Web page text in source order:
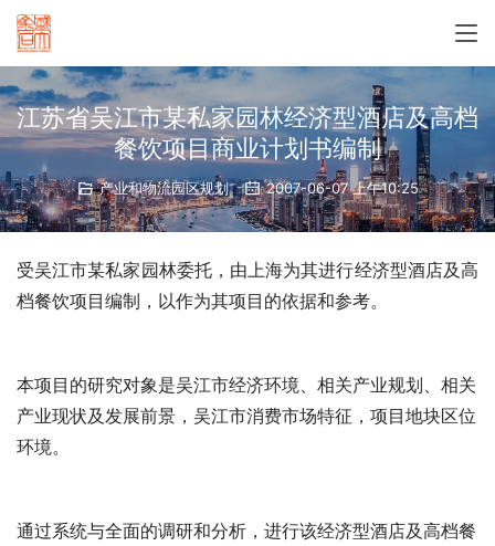
江苏省吴江市某私家园林经济型酒店及高档
餐饮项目商业计划书编制
产业和物流园区规划 2007-06-07 上午10:25
受吴江市某私家园林委托，由上海为其进行经济型酒店及高
档餐饮项目编制，以作为其项目 的依据和参考。
本项目的研究对象是吴江市经济环境、相关产业规划、相关
产业现状及发展前景，吴江市消费市场特征，项目地块区位
环境。
通过系统与全面的调研和分析，进行该经济型酒店及高档餐